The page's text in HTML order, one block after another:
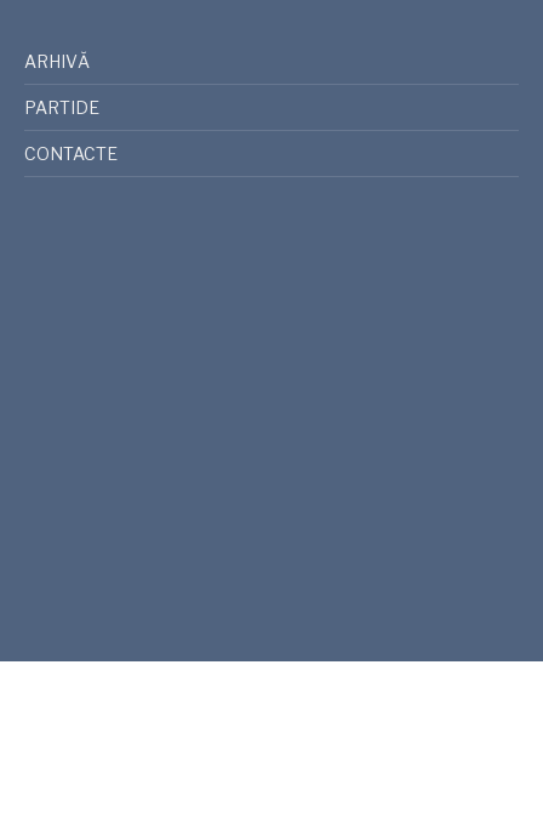
ARHIVĂ
PARTIDE
CONTACTE